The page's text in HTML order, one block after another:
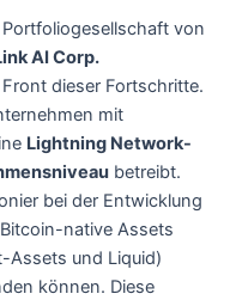
von
AI Corp.
dieser Fortschritte.
mit
Lightning Network-
betreibt.
bei der Entwicklung
native Assets
Assets und Liquid)
können. Diese